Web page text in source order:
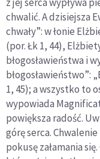
chwalić. A dzisiejsza
chwały”: w łonie
(por. Łk 1, 44),
błogosławieństwa i
błogosławieństwo”:
1, 45); a wszystko to
wypowiada
powiększa radość.
górę serca.
pokusę załamania